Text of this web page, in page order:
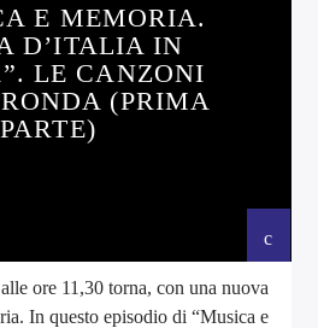
E MEMORIA.
D’ITALIA IN
LE CANZONI
(PRIMA
PARTE)
ore 11,30 torna, con una nuova
In questo episodio di “Musica e